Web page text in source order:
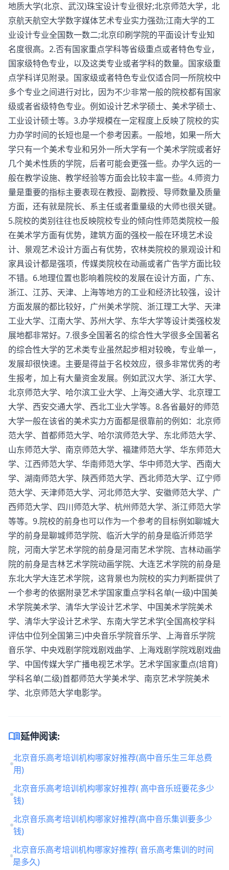
地质大学(北京、武汉)珠宝设计专业很好;北京师范大学，北
京航天航空大学数字媒体艺术专业实力强劲;江南大学的工
业设计专业全国数一数二;北京印刷学院的平面设计专业知
名度很高。2.否有国家重点学科等省级重点或者特色专业，
国家级特色专业，以及这类专业或者学科的数量。国家级重
点学科详见附录。国家级或者特色专业仅适合同一所院校中
多个专业之间进行对比，因为不少非常一般的院校都有国家
级或者省级特色专业。例如设计艺术学硕士、美术学硕士、
工业设计硕士等。3.办学规模在一定程度上反映了院校的实
力办学时间的长短也是一个参考因素。一般地，如果一所大
学只有一个美术专业和另外一所大学有一个美术学院或者好
几个美术性质的学院，后者可能会更强一些。办学久远的一
般在教学设施、教学经验等方面会比较丰富一些。4.师资力
量是重要的指标主要表现在教授、副教授、导师数量及质量
方面，还有就是院长、系主任或者重量级的大师也很关键。
5.院校的类别往往也反映院校专业的倾向性师范类院校一般
在美术学方面有优势，建筑方面的强校一般在环境艺术设
计、景观艺术设计方面占有优势，农林类院校的景观设计和
家具设计都是强项，传媒类院校在动画或者广告学方面比较
不错。6.地理位置也影响着院校的发展在设计方面，广东、
浙江、江苏、天津、上海等地方的工业和经济比较强，设计
方面发展的都比较好，广州美术学院、浙江理工大学、天津
工业大学、江南大学、苏州大学、东华大学等设计类强校发
展地都非常好。7.很多全国著名的综合性大学很多全国著名
的综合性大学的艺术类专业虽然起步相对较晚，专业单一，
发展却很快速。主要是得益于名校效应，很多非常优秀的考
生报考，加上有大量资金发展。例如武汉大学、浙江大学、
北京师范大学、哈尔滨工业大学、上海交通大学、北京理工
大学、西安交通大学、西北工业大学等。8.各省最好的师范
大学一般在该省的美术实力方面都是很靠前的例如：北京师
范大学、首都师范大学、哈尔滨师范大学、东北师范大学、
山东师范大学、南京师范大学、福建师范大学、华东师范大
学、江西师范大学、华南师范大学、华中师范大学、西南大
学、湖南师范大学、陕西师范大学、西北师范大学、辽宁师
范大学、天津师范大学、河北师范大学、安徽师范大学、广
西师范大学、四川师范大学、杭州师范大学、浙江师范大学
等等。9.院校的前身也可以作为一个参考的目标例如聊城大
学的前身是聊城师范学院、临沂大学的前身是临沂师范学
院，河南大学艺术学院的前身是河南艺术学院、吉林动画学
院的前身是吉林艺术学院动画学院、大连艺术学院的前身是
东北大学大连艺术学院，这背景也为院校的实力判断提供了
一个参考的依据附录艺术学国家重点学科名单(一级)中国美
术学院美术学、清华大学设计艺术学、中国美术学院美术
学、清华大学设计艺术学、东南大学艺术学(全国高校学科
评估中位列全国第三)中央音乐学院音乐学、上海音乐学院
音乐学、中央戏剧学院戏剧戏曲学、上海戏剧学院戏剧戏曲
学、中国传媒大学广播电视艺术学。艺术学国家重点(培育)
学科名单(二级)首都师范大学美术学、南京艺术学院美术
学、北京师范大学电影学。
menu_book延伸阅读:
北京音乐高考培训机构哪家好推荐(高中音乐生三年总费
用)
北京音乐高考培训机构哪家好推荐( 高中音乐班要花多少
钱)
北京音乐高考培训机构哪家好推荐(高中音乐集训要多少
钱)
北京音乐高考培训机构哪家好推荐( 音乐高考集训的时间
是多久)